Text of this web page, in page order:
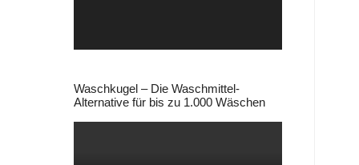
Waschkugel – Die Waschmittel-
Alternative für bis zu 1.000 Wäschen